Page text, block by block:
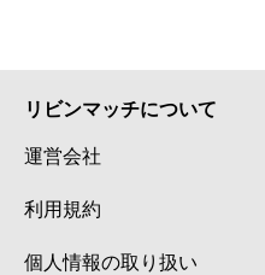
リビンマッチについて
運営会社
利用規約
個人情報の取り扱い